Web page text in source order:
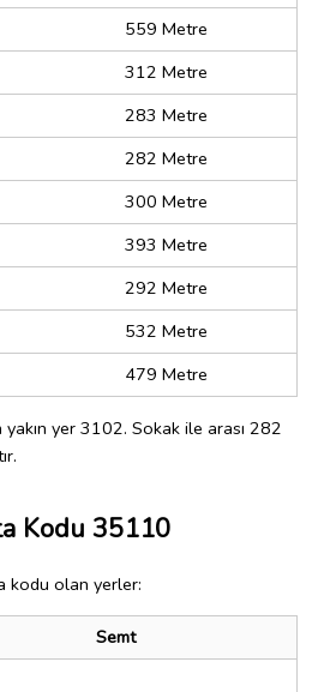
559 Metre
312 Metre
283 Metre
282 Metre
300 Metre
393 Metre
292 Metre
532 Metre
479 Metre
yakın yer 3102. Sokak ile arası 282
Kodu 35110
kodu olan yerler:
Semt